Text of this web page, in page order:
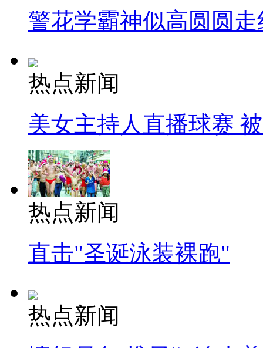
警花学霸神似高圆圆走
热点新闻
美女主持人直播球赛
热点新闻
直击"圣诞泳装裸跑"
热点新闻